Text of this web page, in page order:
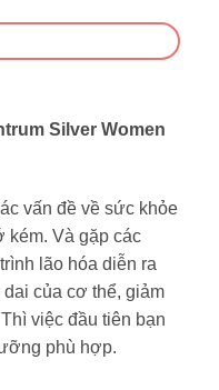
Silver Women
vấn đề về sức khỏe
kém. Và gặp các
lão hóa diễn ra
của cơ thể, giảm
việc đầu tiên bạn
phù hợp.